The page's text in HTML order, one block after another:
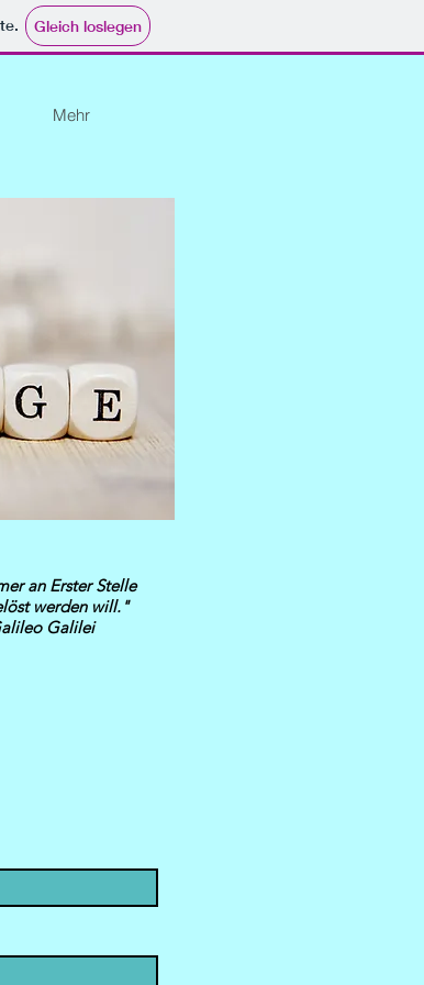
Gleich loslegen
Mehr
an Erster Stelle
werden will."